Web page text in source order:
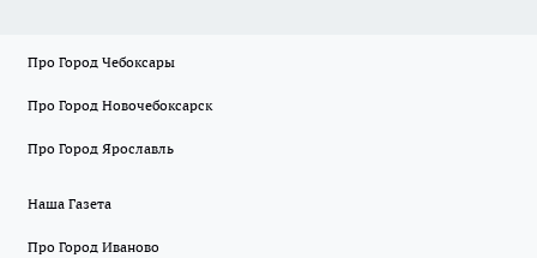
Про Город Чебоксары
Про Город Новочебоксарск
Про Город Ярославль
Наша Газета
Про Город Иваново